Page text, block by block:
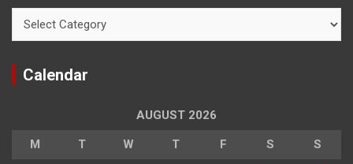
Calendar
AUGUST 2026
M T W T F S S